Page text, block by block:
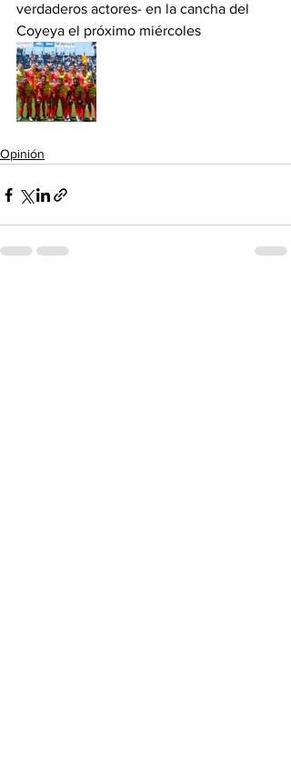
verdaderos actores- en la cancha del
Coyeya el próximo miércoles
Opinión